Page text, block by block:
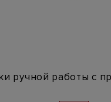
ручной работы с